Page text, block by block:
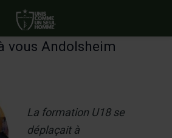
vous Andolsheim
La formation U18 se
déplaçait à